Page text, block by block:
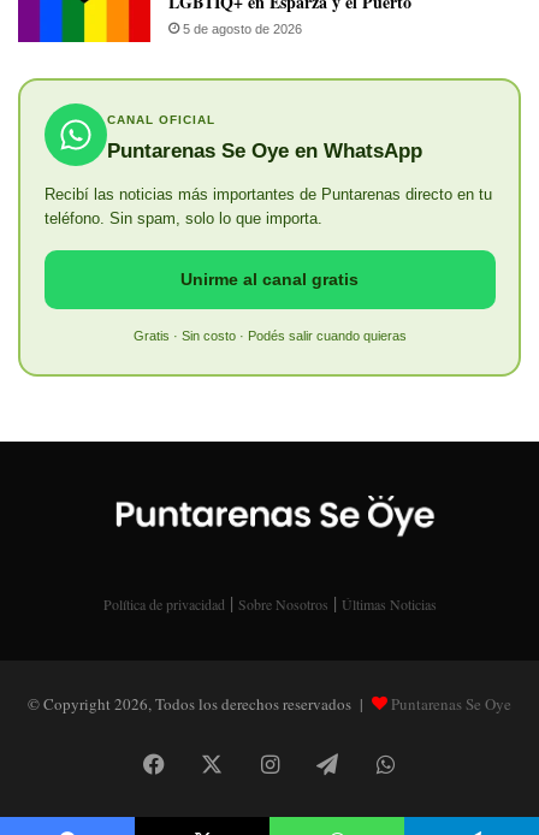
5 de agosto de 2026
CANAL OFICIAL
Puntarenas Se Oye en WhatsApp
Recibí las noticias más importantes de Puntarenas directo en tu
teléfono. Sin spam, solo lo que importa.
Unirme al canal gratis
Gratis · Sin costo · Podés salir cuando quieras
Política de privacidad | Sobre Nosotros | Últimas Noticias
© Copyright 2026, Todos los derechos reservados | Puntarenas Se Oye
Facebook InstagramTelegramWhatsApp